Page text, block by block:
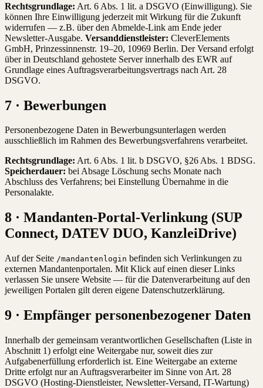
Rechtsgrundlage: Art. 6 Abs. 1 lit. a DSGVO (Einwilligung). Sie
können Ihre Einwilligung jederzeit mit Wirkung für die Zukunft
widerrufen — z.B. über den Abmelde-Link am Ende jeder
Newsletter-Ausgabe. Versanddienstleister: CleverElements
GmbH, Prinzessinnenstr. 19–20, 10969 Berlin. Der Versand erfolgt
über in Deutschland gehostete Server innerhalb des EWR auf
Grundlage eines Auftragsverarbeitungsvertrags nach Art. 28
DSGVO.
7 · Bewerbungen
Personenbezogene Daten in Bewerbungsunterlagen werden
ausschließlich im Rahmen des Bewerbungsverfahrens verarbeitet.
Rechtsgrundlage: Art. 6 Abs. 1 lit. b DSGVO, §26 Abs. 1 BDSG.
Speicherdauer: bei Absage Löschung sechs Monate nach
Abschluss des Verfahrens; bei Einstellung Übernahme in die
Personalakte.
8 · Mandanten-Portal-Verlinkung (SUP
Connect, DATEV DUO, KanzleiDrive)
Auf der Seite /mandantenlogin befinden sich Verlinkungen zu
externen Mandantenportalen. Mit Klick auf einen dieser Links
verlassen Sie unsere Website — für die Datenverarbeitung auf den
jeweiligen Portalen gilt deren eigene Datenschutzerklärung.
9 · Empfänger personenbezogener Daten
Innerhalb der gemeinsam verantwortlichen Gesellschaften (Liste in
Abschnitt 1) erfolgt eine Weitergabe nur, soweit dies zur
Aufgabenerfüllung erforderlich ist. Eine Weitergabe an externe
Dritte erfolgt nur an Auftragsverarbeiter im Sinne von Art. 28
DSGVO (Hosting-Dienstleister, Newsletter-Versand, IT-Wartung)